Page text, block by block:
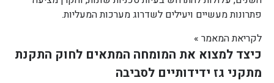
פתרונות מעשיים ויעילים לשדרוג מערכות המעליות.
לקריאת המאמר »
כיצד למצוא את המומחה המתאים לחוק התקנת
מתקני גז ידידותיים לסביבה